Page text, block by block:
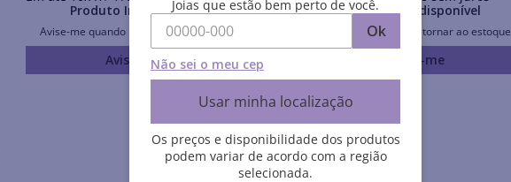
Produto Indisponível
Avise-me quando retornar ao estoque
Avise-me
Produto Indisponível
Avise-me quando retornar ao estoque
Avise-me
Joias que estão bem perto de você.
Ok
Não sei o meu cep
Usar minha localização
Os preços e disponibilidade dos produtos
podem variar de acordo com a região
selecionada.